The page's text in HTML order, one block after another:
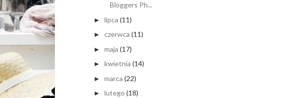
Bloggers Ph...
► lipca (11)
► czerwca (11)
► maja (17)
► kwietnia (14)
► marca (22)
► lutego (18)